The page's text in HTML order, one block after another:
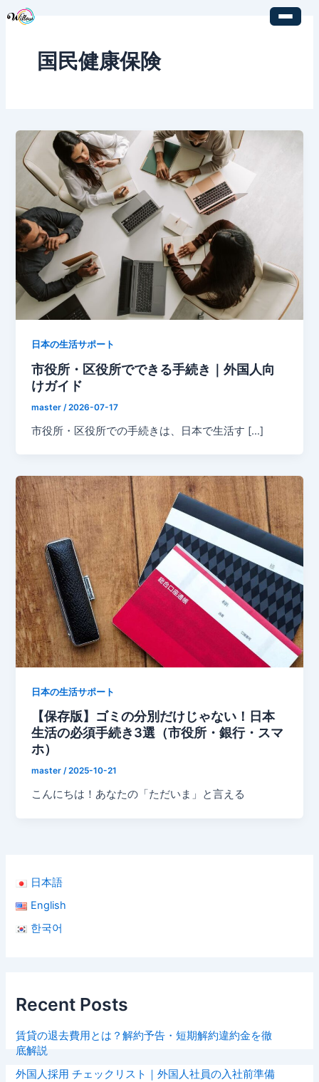
日本語
English
한국어
Recent Posts
賃貸の退去費用とは？解約予告・短期解約違約金を徹
底解説
外国人採用 チェックリスト｜外国人社員の入社前準備
国民健康保険
日本の生活サポート
市役所・区役所でできる手続き｜外国人向
けガイド
master /2026-07-17
市役所・区役所での手続きは、日本で生活す […]
日本の生活サポート
【保存版】ゴミの分別だけじゃない！日本
生活の必須手続き3選（市役所・銀行・スマ
ホ）
master/2025-10-21
こんにちは！あなたの「ただいま」と言える